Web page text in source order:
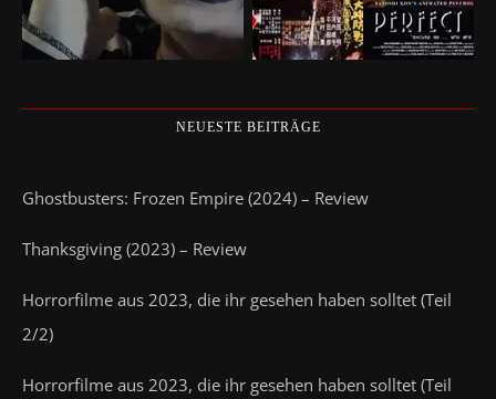
NEUESTE BEITRÄGE
Ghostbusters: Frozen Empire (2024) – Review
Thanksgiving (2023) – Review
Horrorfilme aus 2023, die ihr gesehen haben solltet (Teil
2/2)
Horrorfilme aus 2023, die ihr gesehen haben solltet (Teil